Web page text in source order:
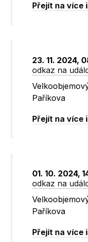
Přejít na více
23. 11. 2024,
odkaz na
Paříkova
Přejít na více
01. 10. 2024,
odkaz na
Paříkova
Přejít na více